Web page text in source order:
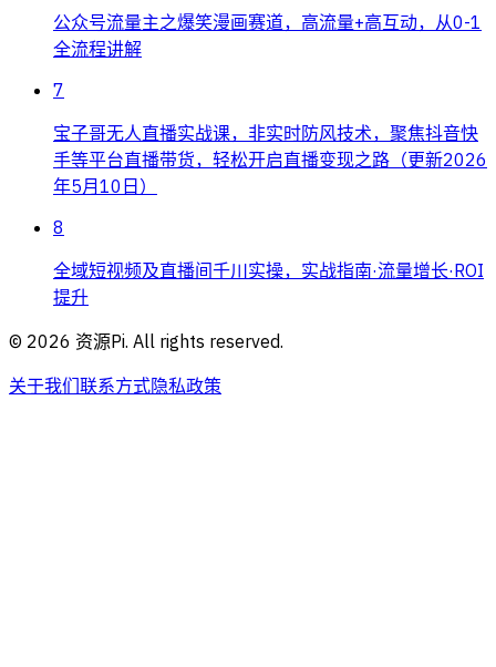
公众号流量主之爆笑漫画赛道，高流量+高互动，从0-1
全流程讲解
7
宝子哥无人直播实战课，非实时防风技术，聚焦抖音快
手等平台直播带货，轻松开启直播变现之路（更新2026
年5月10日）
8
全域短视频及直播间千川实操，实战指南·流量增长·ROI
提升
© 2026 资源Pi. All rights reserved.
关于我们联系方式隐私政策